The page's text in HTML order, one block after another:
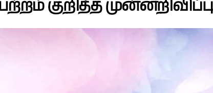
குறித்த முன்னறிவிப்பு